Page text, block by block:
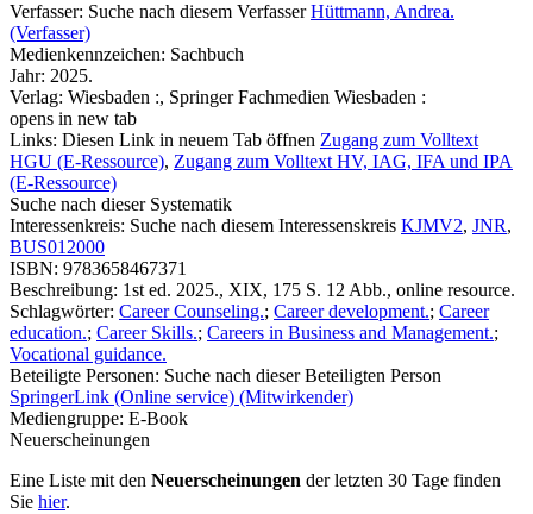
Verfasser: Suche nach diesem Verfasser Hüttmann, Andrea.
(Verfasser)
Medienkennzeichen: Sachbuch
Jahr: 2025.
Verlag: Wiesbaden :, Springer Fachmedien Wiesbaden :
opens in new tab
Links: Diesen Link in neuem Tab öffnen Zugang zum Volltext
HGU (E-Ressource), Zugang zum Volltext HV, IAG, IFA und IPA
(E-Ressource)
Suche nach dieser Systematik
Interessenkreis: Suche nach diesem Interessenskreis KJMV2, JNR,
BUS012000
ISBN: 9783658467371
Beschreibung: 1st ed. 2025., XIX, 175 S. 12 Abb., online resource.
Schlagwörter: Career Counseling.; Career development.; Career
education.; Career Skills.; Careers in Business and Management.;
Vocational guidance.
Beteiligte Personen: Suche nach dieser Beteiligten Person
SpringerLink (Online service) (Mitwirkender)
Mediengruppe: E-Book
Neuerscheinungen
Eine Liste mit den Neuerscheinungen der letzten 30 Tage finden
Sie hier.